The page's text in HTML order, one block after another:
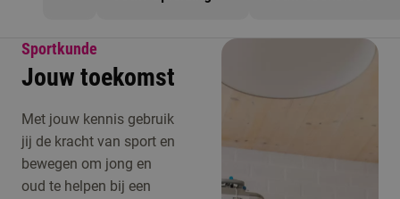
Sportkunde
Jouw toekomst
Met jouw kennis gebruik
jij de kracht van sport en
bewegen om jong en
oud te helpen bij een